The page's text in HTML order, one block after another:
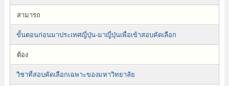
สามารถ
ขั้นตอนก่อนมาประเทศญี่ปุ่น-มาญี่ปุ่นเพื่อเข้าสอบคัดเลือก
ต้อง
วิชาที่สอบคัดเลือกเฉพาะของมหาวิทยาลัย